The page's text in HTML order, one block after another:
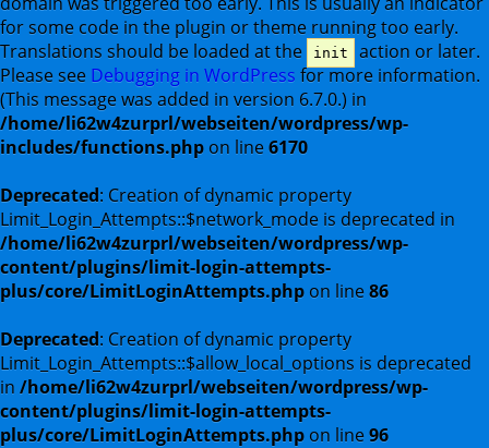
for some code in the plugin or theme running too early.
Translations should be loaded at the
init
action or later.
Please see Debugging in WordPress for more information.
(This message was added in version 6.7.0.) in
/home/li62w4zurprl/webseiten/wordpress/wp-
includes/functions.php on line6170
Deprecated: Creation of dynamic property
Limit_Login_Attempts::$network_mode is deprecated in
/home/li62w4zurprl/webseiten/wordpress/wp-
content/plugins/limit-login-attempts-
plus/core/LimitLoginAttempts.php on line86
Deprecated: Creation of dynamic property
Limit_Login_Attempts::$allow_local_options is deprecated
in /home/li62w4zurprl/webseiten/wordpress/wp-
content/plugins/limit-login-attempts-
plus/core/LimitLoginAttempts.php on line96